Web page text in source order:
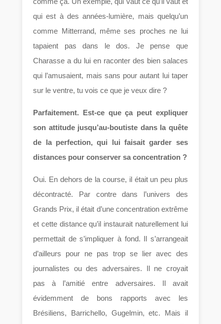
qui est à des années-lumière, mais quelqu’un
comme Mitterrand, même ses proches ne lui
tapaient pas dans le dos. Je pense que
Charasse a du lui en raconter des bien salaces
qui l’amusaient, mais sans pour autant lui taper
sur le ventre, tu vois ce que je veux dire ?
Parfaitement. Est-ce que ça peut expliquer
son attitude jusqu’au-boutiste dans la quête
de la perfection, qui lui faisait garder ses
distances pour conserver sa concentration ?
Oui. En dehors de la course, il était un peu plus
décontracté. Par contre dans l’univers des
Grands Prix, il était d’une concentration extrême
et cette distance qu’il instaurait naturellement lui
permettait de s’impliquer à fond. Il s’arrangeait
d’ailleurs pour ne pas trop se lier avec des
journalistes ou des adversaires. Il ne croyait
pas à l’amitié entre adversaires. Il avait
évidemment de bons rapports avec les
Brésiliens, Barrichello, Gugelmin, etc. Mais il